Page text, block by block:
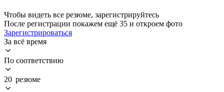
Чтобы видеть все резюме, зарегистрируйтесь
После регистрации покажем ещё 35 и откроем фото
Зарегистрироваться
За всё время
По соответствию
20 резюме